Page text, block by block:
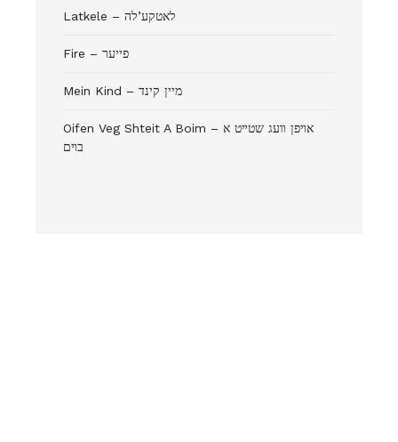
Latkele – לאטקע’לה
Fire – פייער
Mein Kind – מיין קינד
Oifen Veg Shteit A Boim – אױפן װעג שטײט א
בױם